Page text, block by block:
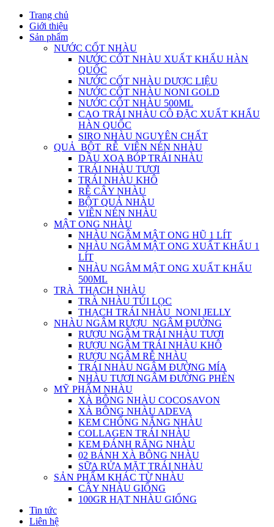
Trang chủ
Giới thiệu
Sản phẩm
NƯỚC CỐT NHÀU
NƯỚC CỐT NHÀU XUẤT KHẨU HÀN
QUỐC
NƯỚC CỐT NHÀU DƯỢC LIỆU
NƯỚC CỐT NHÀU NONI GOLD
NƯỚC CỐT NHÀU 500ML
CAO TRÁI NHÀU CÔ ĐẶC XUẤT KHẨU
HÀN QUỐC
SIRO NHÀU NGUYÊN CHẤT
QUẢ_BỘT_RỄ_VIÊN NÉN NHÀU
DẦU XOA BÓP TRÁI NHÀU
TRÁI NHÀU TƯƠI
TRÁI NHÀU KHÔ
RỄ CÂY NHÀU
BỘT QUẢ NHÀU
VIÊN NÉN NHÀU
MẬT ONG NHÀU
NHÀU NGÂM MẬT ONG HŨ 1 LÍT
NHÀU NGÂM MẬT ONG XUẤT KHẨU 1
LÍT
NHÀU NGÂM MẬT ONG XUẤT KHẨU
500ML
TRÀ_THẠCH NHÀU
TRÀ NHÀU TÚI LỌC
THẠCH TRÁI NHÀU_NONI JELLY
NHÀU NGÂM RƯỢU_NGÂM ĐƯỜNG
RƯỢU NGÂM TRÁI NHÀU TƯƠI
RƯỢU NGÂM TRÁI NHÀU KHÔ
RƯỢU NGÂM RỄ NHÀU
TRÁI NHÀU NGÂM ĐƯỜNG MÍA
NHÀU TƯƠI NGÂM ĐƯỜNG PHÈN
MỸ PHẨM NHÀU
XÀ BÔNG NHÀU COCOSAVON
XÀ BÔNG NHÀU ADEVA
KEM CHỐNG NẮNG NHÀU
COLLAGEN TRÁI NHÀU
KEM ĐÁNH RĂNG NHÀU
02 BÁNH XÀ BÔNG NHÀU
SỮA RỬA MẶT TRÁI NHÀU
SẢN PHẨM KHÁC TỪ NHÀU
CÂY NHÀU GIỐNG
100GR HẠT NHÀU GIỐNG
Tin tức
Liên hệ